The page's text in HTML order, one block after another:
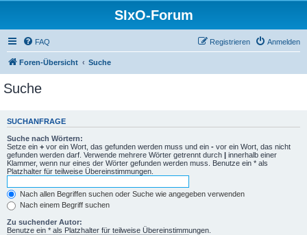
SIxO-Forum
FAQ Anmelden
Registrieren
Foren-Übersicht Suche
Suche
SUCHANFRAGE
Suche nach Wörtern:
Setze ein + vor ein Wort, das gefunden werden muss und ein - vor ein Wort, das nicht
gefunden werden darf. Verwende mehrere Wörter getrennt durch | innerhalb einer
Klammer, wenn nur eines der Wörter gefunden werden muss. Benutze ein * als
Platzhalter für teilweise Übereinstimmungen.
Nach allen Begriffen suchen oder Suche wie angegeben verwenden
Nach einem Begriff suchen
Zu suchender Autor:
Benutze ein * als Platzhalter für teilweise Übereinstimmungen.